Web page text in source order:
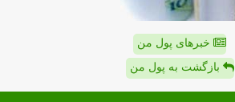
خبرهای پول من
بازگشت به پول من